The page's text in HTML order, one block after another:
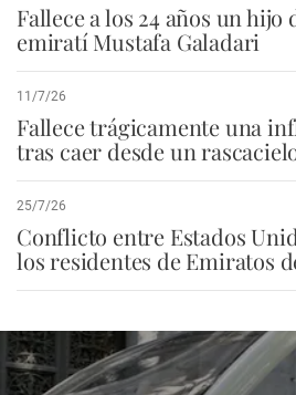
Fallece a los 24 años un
emiratí Mustafa Galadari
11/7/26
Fallece trágicamente una
tras caer desde un
25/7/26
Conflicto entre Estados
los residentes de Emiratos